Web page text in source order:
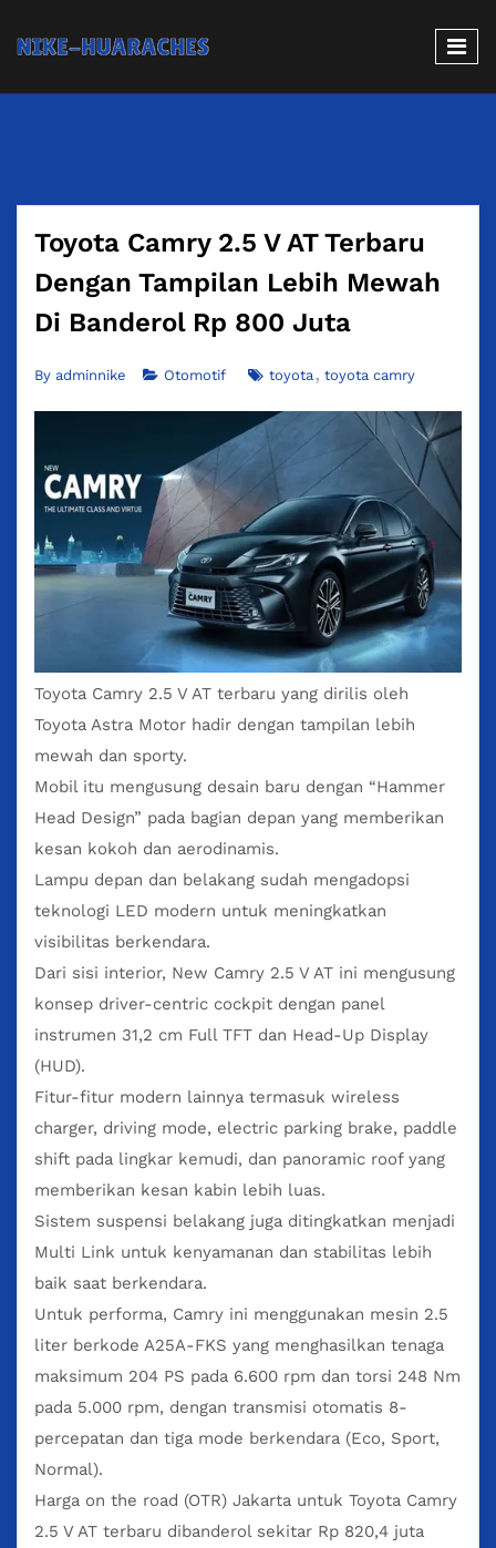
Toyota Camry 2.5 V AT Terbaru
Dengan Tampilan Lebih Mewah
Di Banderol Rp 800 Juta
By adminnike Otomotif toyota toyota camry
Toyota Camry 2.5 V AT terbaru yang dirilis oleh
Toyota Astra Motor hadir dengan tampilan lebih
mewah dan sporty.
Mobil itu mengusung desain baru dengan “Hammer
Head Design” pada bagian depan yang memberikan
kesan kokoh dan aerodinamis.
Lampu depan dan belakang sudah mengadopsi
teknologi LED modern untuk meningkatkan
visibilitas berkendara.
Dari sisi interior, New Camry 2.5 V AT ini mengusung
konsep driver-centric cockpit dengan panel
instrumen 31,2 cm Full TFT dan Head-Up Display
(HUD).
Fitur-fitur modern lainnya termasuk wireless
charger, driving mode, electric parking brake, paddle
shift pada lingkar kemudi, dan panoramic roof yang
memberikan kesan kabin lebih luas.
Sistem suspensi belakang juga ditingkatkan menjadi
Multi Link untuk kenyamanan dan stabilitas lebih
baik saat berkendara.
Untuk performa, Camry ini menggunakan mesin 2.5
liter berkode A25A-FKS yang menghasilkan tenaga
maksimum 204 PS pada 6.600 rpm dan torsi 248 Nm
pada 5.000 rpm, dengan transmisi otomatis 8-
percepatan dan tiga mode berkendara (Eco, Sport,
Normal).
Harga on the road (OTR) Jakarta untuk Toyota Camry
2.5 V AT terbaru dibanderol sekitar Rp 820,4 juta